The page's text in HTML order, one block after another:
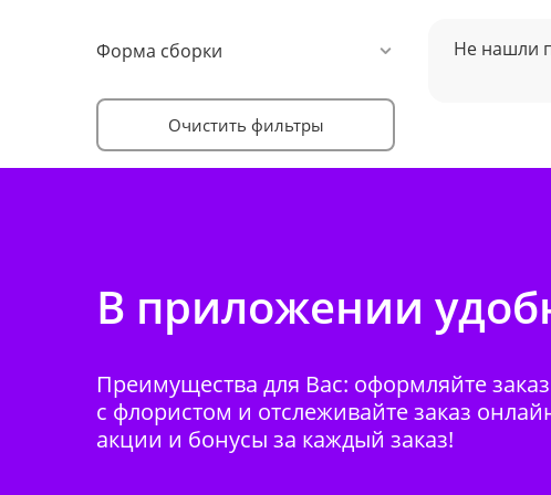
Форма сборки
Очистить фильтры
Не нашли
В приложении
Преимущества для Вас: оформляйте
с флористом и отслеживайте заказ
акции и бонусы за каждый заказ!